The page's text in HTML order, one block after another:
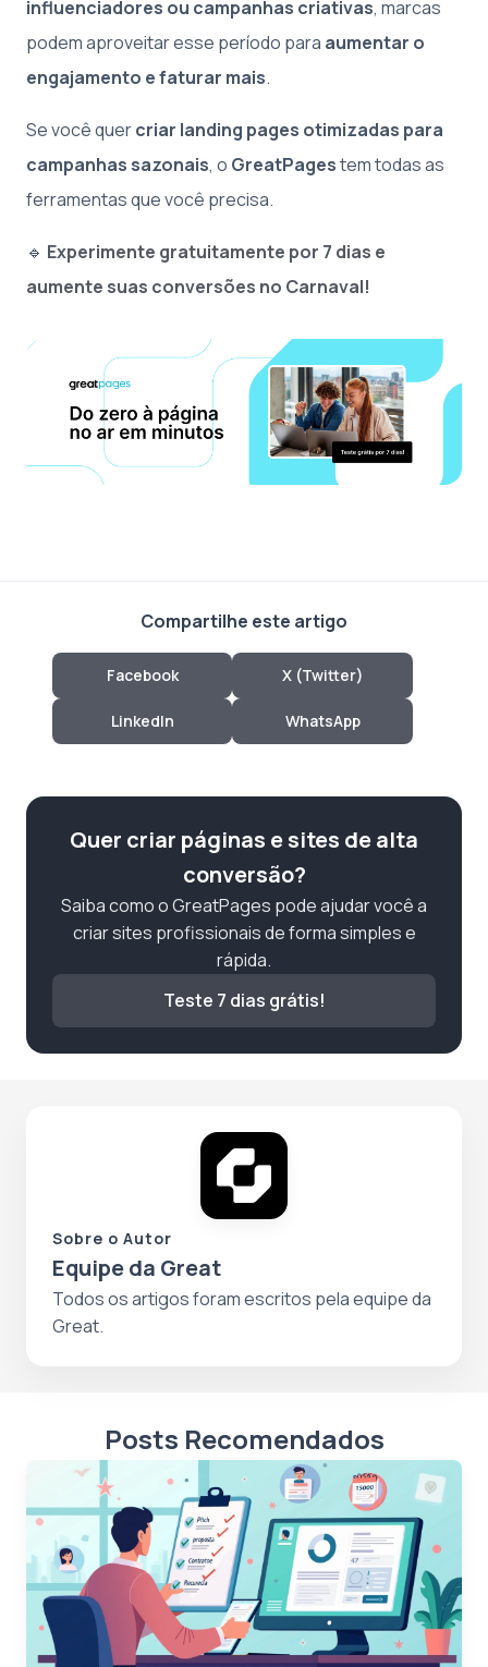
influenciadores ou campanhas criativas, marcas
podem aproveitar esse período para aumentar o
engajamento e faturar mais.
Se você quercriar landing pages otimizadas para
campanhas sazonais, o GreatPagestem todas as
ferramentas que você precisa.
🔹 Experimente gratuitamente por 7 dias e
aumente suas conversões no Carnaval!
Compartilhe este artigo
Facebook X (Twitter)
LinkedIn WhatsApp
Quer criar páginas e sites de alta
conversão?
Saiba como o GreatPages pode ajudar você a
criar sites profissionais de forma simples e
rápida.
Teste 7 dias grátis!
Sobre o Autor
Equipe da Great
Todos os artigos foram escritos pela equipe da
Great.
Posts Recomendados